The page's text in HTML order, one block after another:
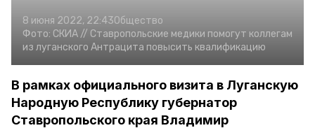
8 июня 2022, 22:43Общество
Фото: СКИА // Ставропольские медики помогут коллегам
из луганского Антрацита повысить квалификацию
В рамках официального визита в Луганскую
Народную Республику губернатор
Ставропольского края Владимир